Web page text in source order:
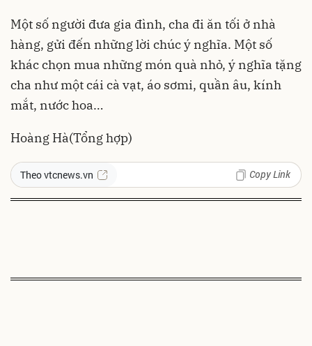
Một số người đưa gia đình, cha đi ăn tối ở nhà
hàng, gửi đến những lời chúc ý nghĩa. Một số
khác chọn mua những món quà nhỏ, ý nghĩa tặng
cha như một cái cà vạt, áo sơmi, quần âu, kính
mắt, nước hoa…
Hoàng Hà(Tổng hợp)
Theo vtcnews.vn Copy Link